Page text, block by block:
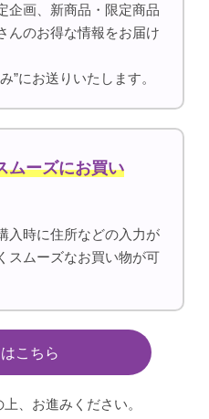
企画、新商品・限定商品
んのお得な情報をお届け
”にお送りいたします。
ムーズにお買い
入時に住所などの入力が
スムーズなお買い物が可
はこちら
、お進みください。